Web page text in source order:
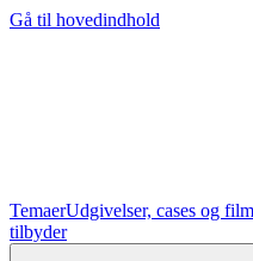
Gå til hovedindhold
TemaerUdgivelser, cases og film
tilbyder